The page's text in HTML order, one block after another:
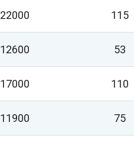
22000 115
12600 53
17000 110
11900 75